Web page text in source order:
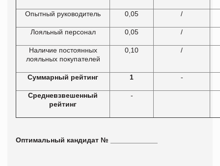
Опытный руководитель 0,05 /
Лояльный персонал 0,05 /
Наличие постоянных
лояльных покупателей
0,10 /
Суммарный рейтинг 1 -
Средневзвешенный
рейтинг
-
Оптимальный кандидат № ____________